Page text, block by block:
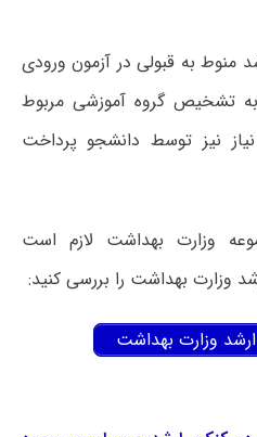
منوط به قبولی در آزمون ورودی
تشخیص گروه آموزشی مربوط
نیز توسط دانشجو پرداخت
وزارت بهداشت لازم است
وزارت بهداشت را بررسی کنید:
وزارت بهداشت